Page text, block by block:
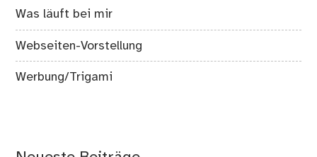
Was läuft bei mir
Webseiten-Vorstellung
Werbung/Trigami